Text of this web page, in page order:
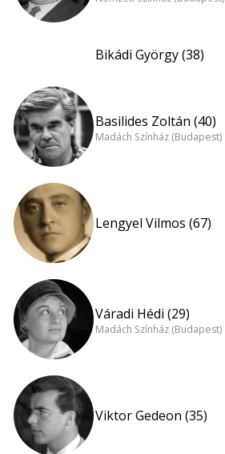
Bikádi György (38)
Basilides Zoltán (40)
Madách Színház (Budapest)
Lengyel Vilmos (67)
Váradi Hédi (29)
Madách Színház (Budapest)
Viktor Gedeon (35)